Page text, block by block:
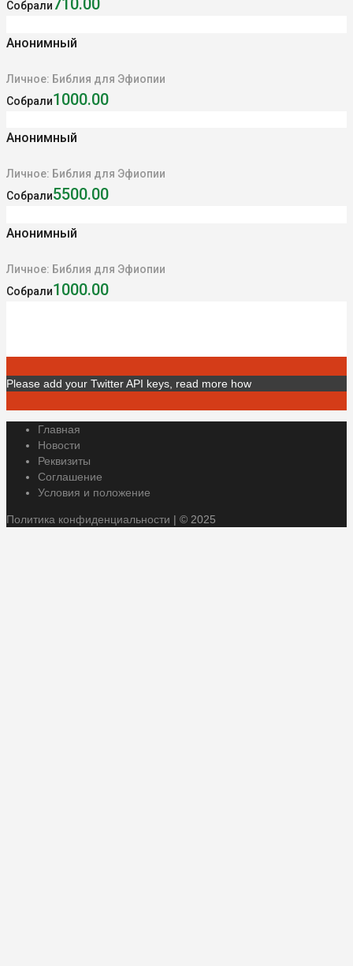
Собрали 710.00
Анонимный
Личное: Библия для Эфиопии
Собрали1000.00
Анонимный
Личное: Библия для Эфиопии
Собрали5500.00
Анонимный
Личное: Библия для Эфиопии
Собрали1000.00
Please add your Twitter API keys, read more how
Главная
Новости
Реквизиты
Соглашение
Условия и положение
Политика конфиденциальности | © 2025